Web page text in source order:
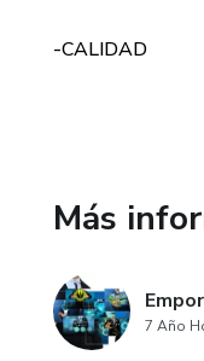
-CALIDAD
Más
7 Año